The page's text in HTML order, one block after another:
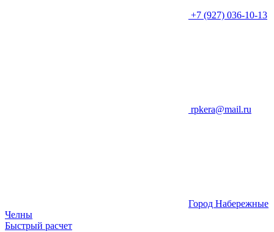
+7 (927) 036-10-13
rpkera@mail.ru
Город Набережные
Челны
Быстрый расчет